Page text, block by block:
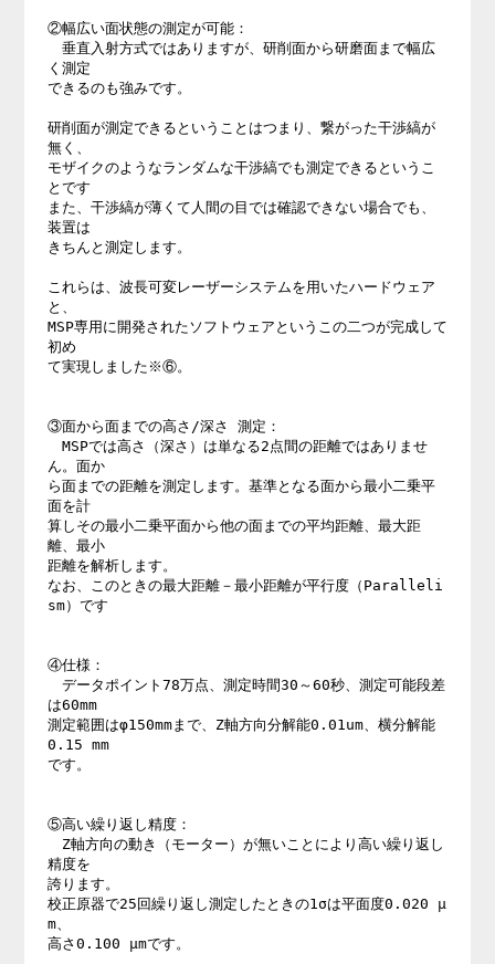
②幅広い面状態の測定が可能：
垂直入射方式ではありますが、研削面から研磨面まで幅広
く測定
できるのも強みです。
研削面が測定できるということはつまり、繋がった干渉縞が
無く、
モザイクのようなランダムな干渉縞でも測定できるというこ
とです
また、干渉縞が薄くて人間の目では確認できない場合でも、
装置は
きちんと測定します。
これらは、波長可変レーザーシステムを用いたハードウェア
と、
MSP専用に開発されたソフトウェアというこの二つが完成して
初め
て実現しました※⑥。
③面から面までの高さ/深さ 測定：
MSPでは高さ（深さ）は単なる2点間の距離ではありませ
ん。面か
ら面までの距離を測定します。基準となる面から最小二乗平
面を計
算しその最小二乗平面から他の面までの平均距離、最大距
離、最小
距離を解析します。
なお、このときの最大距離－最小距離が平行度（Paralleli
sm）です
④仕様：
データポイント78万点、測定時間30～60秒、測定可能段差
は60mm
測定範囲はφ150mmまで、Z軸方向分解能0.01um、横分解能
0.15 mm
です。
⑤高い繰り返し精度：
Z軸方向の動き（モーター）が無いことにより高い繰り返し
精度を
誇ります。
校正原器で25回繰り返し測定したときの1σは平面度0.020 μ
m、
高さ0.100 μmです。